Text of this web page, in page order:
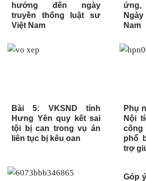
hướng đến ngày
truyền thống luật sư
Việt Nam
ứng,
Nam
Bài 5: VKSND tỉnh
Hưng Yên quy kết sai
tội bị can trong vụ án
liên tục bị kêu oan
Phụ
Nội
công
phổ
trợ
Góp